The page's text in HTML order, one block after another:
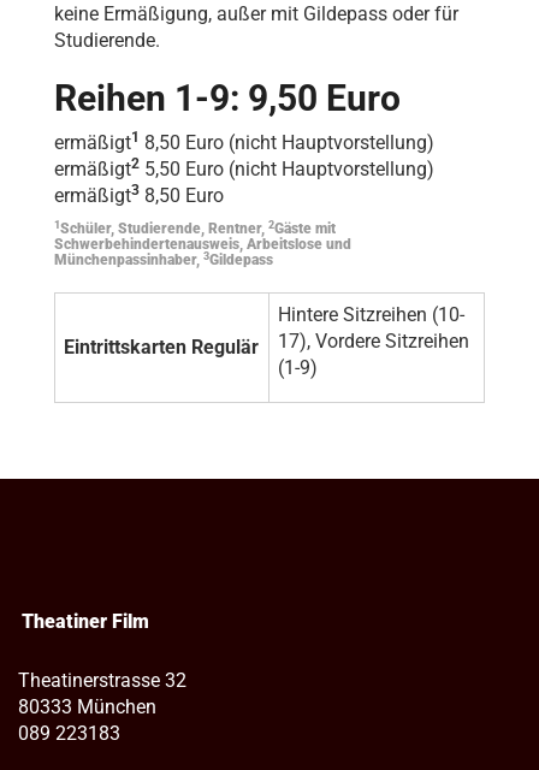
keine Ermäßigung, außer mit Gildepass oder für
Studierende.
Reihen 1-9: 9,50 Euro
ermäßigt1 8,50 Euro (nicht Hauptvorstellung)
ermäßigt2 5,50 Euro (nicht Hauptvorstellung)
ermäßigt3 8,50 Euro
1 Schüler, Studierende, Rentner, 2Gäste mit
Schwerbehindertenausweis, Arbeitslose und
Münchenpassinhaber, 3Gildepass
Eintrittskarten Regulär
Hintere Sitzreihen (10-
17), Vordere Sitzreihen
(1-9)
Theatiner Film
Theatinerstrasse 32
80333 München
089 223183